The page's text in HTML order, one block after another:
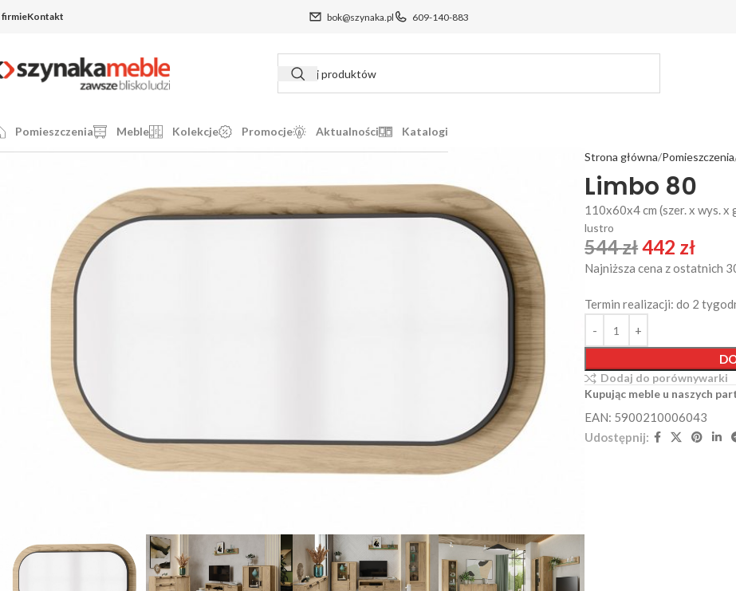
firmieKontakt bok@szynaka.pl 609-140-883
Pomieszczenia Meble Kolekcje Promocje Aktualności
Katalogi
Strona główna Pomieszczenia
Limbo 80
110x60x4 cm (szer. x wys. x
lustro
544zł442 zł
Najniższa cena z ostatnich
Termin realizacji: do 2
Dodaj do porównywarki
Kupując meble u naszych
EAN: 5900210006043
Udostępnij: